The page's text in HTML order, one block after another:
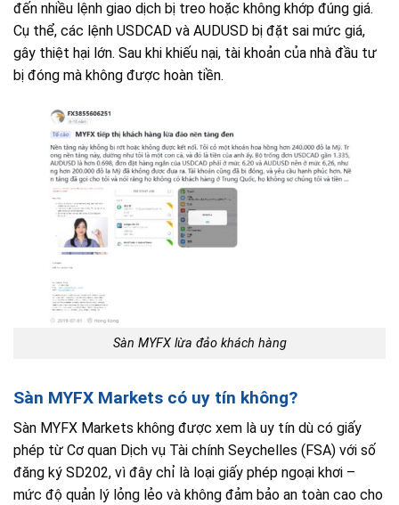
đến nhiều lệnh giao dịch bị treo hoặc không khớp đúng giá.
Cụ thể, các lệnh USDCAD và AUDUSD bị đặt sai mức giá,
gây thiệt hại lớn. Sau khi khiếu nại, tài khoản của nhà đầu tư
bị đóng mà không được hoàn tiền.
Sàn MYFX lừa đảo khách hàng
Sàn MYFX Markets có uy tín không?
Sàn MYFX Markets không được xem là uy tín dù có giấy
phép từ Cơ quan Dịch vụ Tài chính Seychelles (FSA) với số
đăng ký SD202, vì đây chỉ là loại giấy phép ngoại khơi –
mức độ quản lý lỏng lẻo và không đảm bảo an toàn cao cho